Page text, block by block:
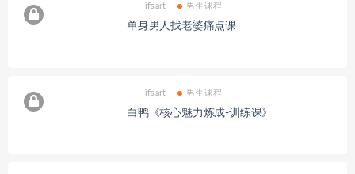
ifsart 男生课程
单身男人找老婆痛点课
ifsart 男生课程
白鸭《核心魅力炼成-训练课》